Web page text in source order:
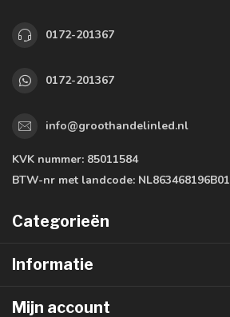
0172-201367
0172-201367
info@groothandelinled.nl
KVK nummer: 85011584
BTW-nr met landcode: NL863468196B01
Categorieën
Informatie
Mijn account